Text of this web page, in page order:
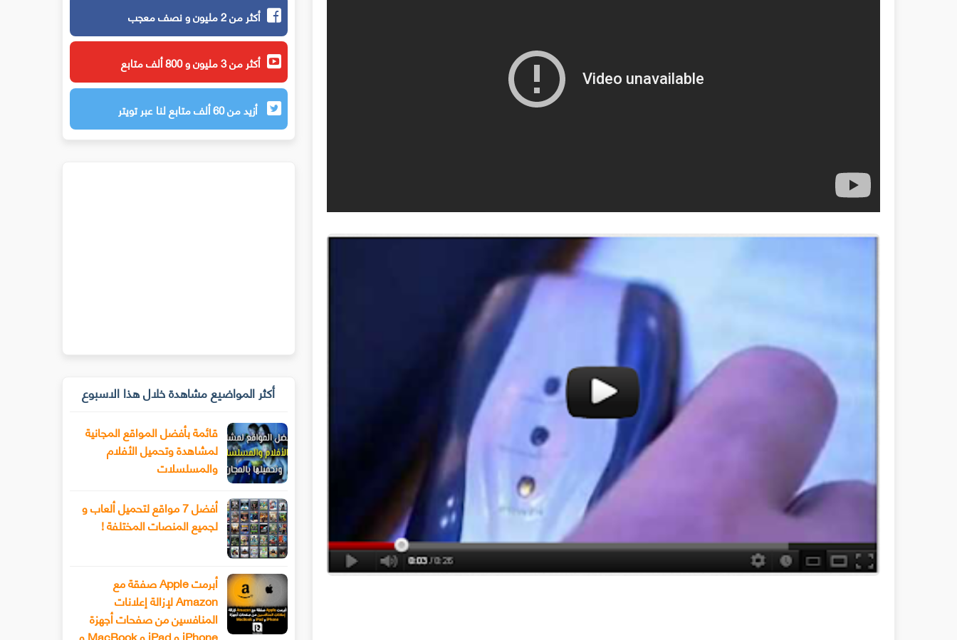
أكثر من 2 مليون و نصف معجب
أكثر من 3 مليون و 800 ألف متابع
أزيد من 60 ألف متابع لنا عبر تويتر
أكثر المواضيع مشاهدة خلال هذا الاسبوع
قائمة بأفضل المواقع المجانية
لمشاهدة وتحميل الأفلام
والمسلسلات
أفضل 7 مواقع لتحميل ألعاب و
لجميع المنصات المختلفة !
أبرمت Apple صفقة مع
Amazon لإزالة إعلانات
المنافسين من صفحات أجهزة